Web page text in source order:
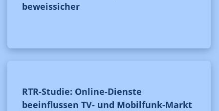
beweissicher
RTR-Studie: Online-Dienste
beeinflussen TV- und Mobilfunk-Markt